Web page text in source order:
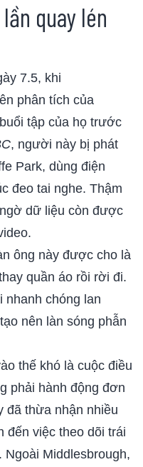
quay lén
7.5, khi
phân tích của
tập của họ trước
, người này bị phát
Park, dùng điện
đeo tai nghe. Thậm
dữ liệu còn được
ông này được cho là
quần áo rồi rời đi.
chóng lan
nên làn sóng phẫn
thế khó là cuộc điều
phải hành động đơn
đã thừa nhận nhiều
đến việc theo dõi trái
Ngoài Middlesbrough,